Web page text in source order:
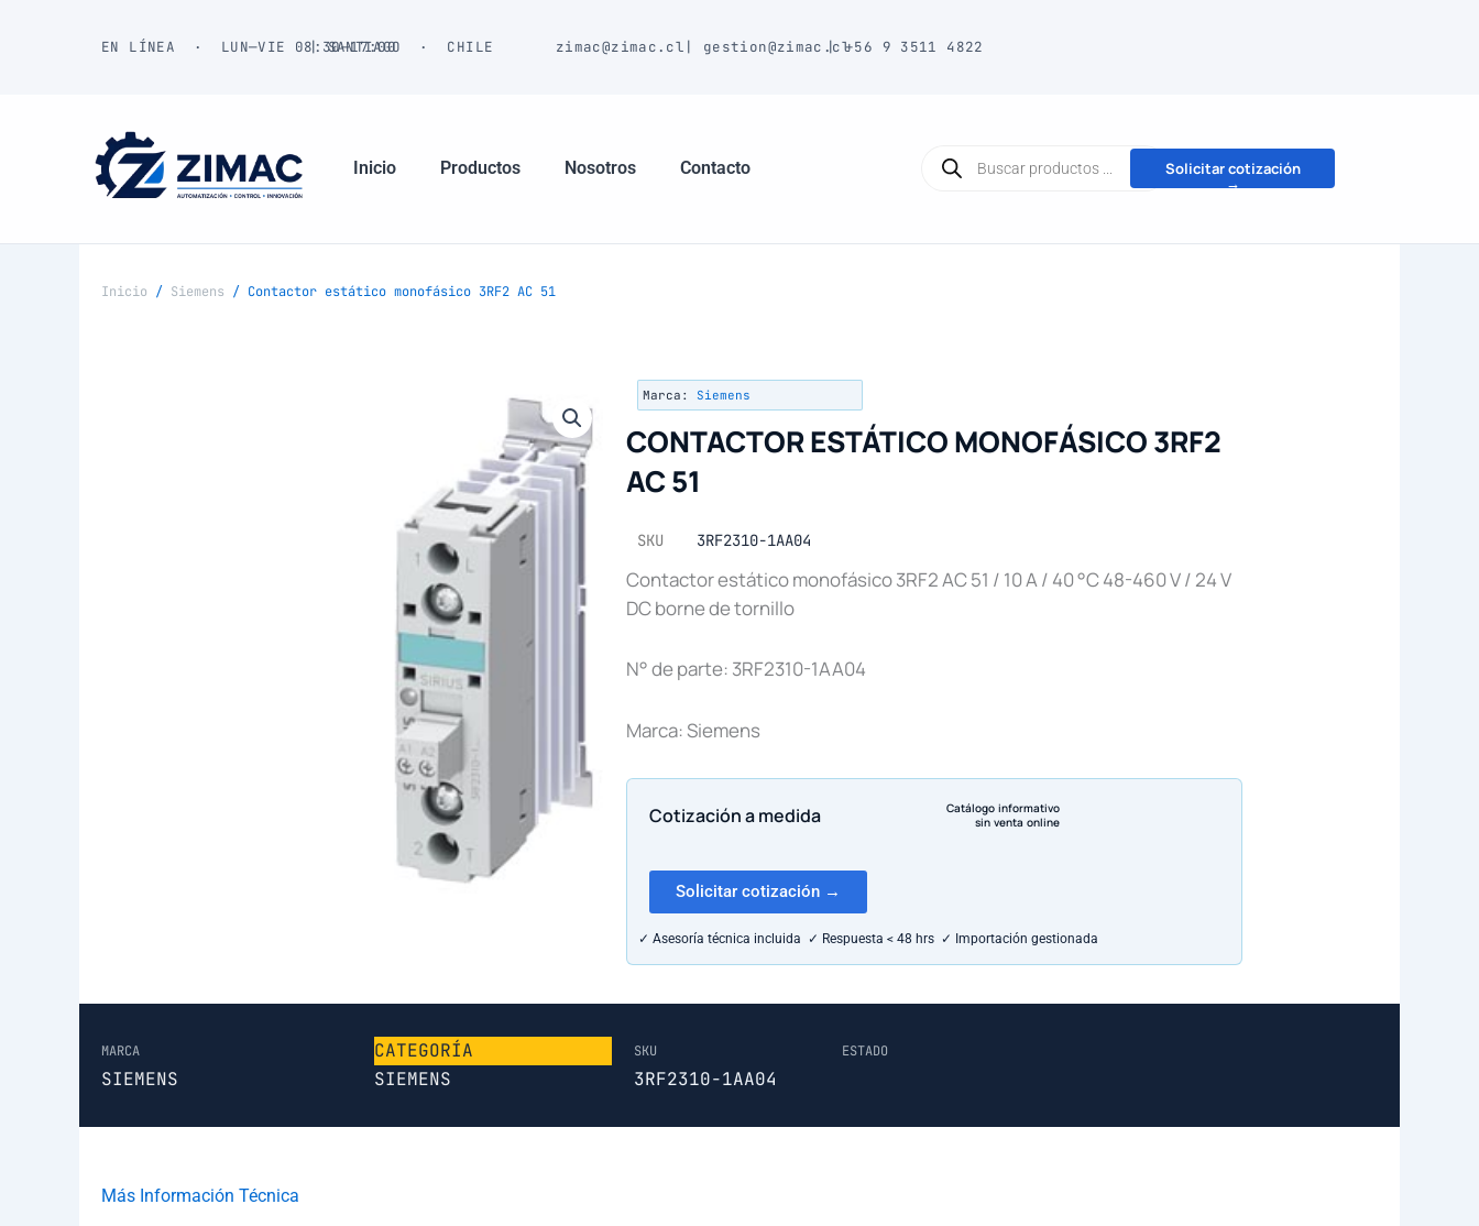
EN LÍNEA · LUN—VIE 08:30—17:00| SANTIAGO · CHILE zimac@zimac.cl | gestion@zimac.cl
|+56 9 3511 4822
Inicio Productos Nosotros Contacto
productos
Solicitar cotización
→
Inicio / Siemens / Contactor estático monofásico 3RF2 AC 51
Marca: Siemens
CONTACTOR ESTÁTICO MONOFÁSICO 3RF2
AC 51
SKU 3RF2310-1AA04
Contactor estático monofásico 3RF2 AC 51 / 10 A / 40 °C 48-460 V / 24 V
DC borne de tornillo
N° de parte: 3RF2310-1AA04
Marca: Siemens
Cotización a medida
Catálogo informativo
sin venta online
Solicitar cotización →
✓ Asesoría técnica incluida ✓ Respuesta < 48 hrs ✓ Importación gestionada
MARCA
SIEMENS
CATEGORÍA
SIEMENS
SKU
3RF2310-1AA04
ESTADO
Más Información Técnica